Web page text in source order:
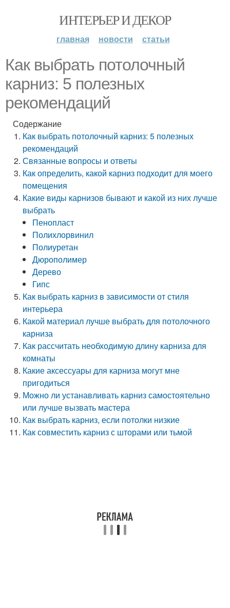
ИНТЕРЬЕР И ДЕКОР
главная новости статьи
Как выбрать потолочный
карниз: 5 полезных
рекомендаций
Содержание
Как выбрать потолочный карниз: 5 полезных
рекомендаций
Связанные вопросы и ответы
Как определить, какой карниз подходит для моего
помещения
Какие виды карнизов бывают и какой из них лучше
выбрать
Пенопласт
Полихлорвинил
Полиуретан
Дюрополимер
Дерево
Гипс
Как выбрать карниз в зависимости от стиля
интерьера
Какой материал лучше выбрать для потолочного
карниза
Как рассчитать необходимую длину карниза для
комнаты
Какие аксессуары для карниза могут мне
пригодиться
Можно ли устанавливать карниз самостоятельно
или лучше вызвать мастера
Как выбрать карниз, если потолки низкие
Как совместить карниз с шторами или тьмой